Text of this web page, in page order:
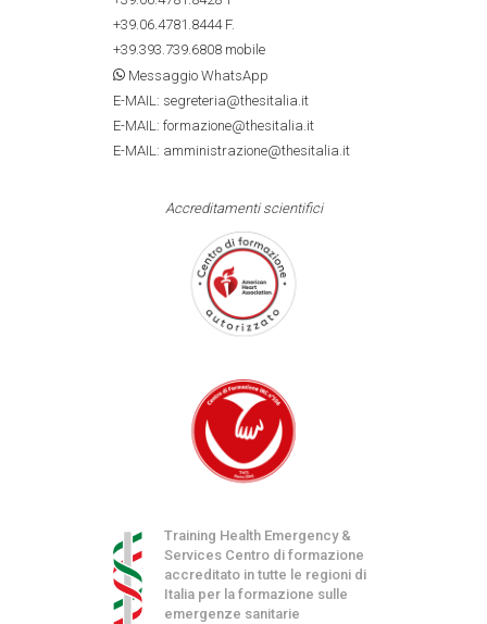
+39.06.4781.8444F.
+39.393.739.6808 mobile
Messaggio WhatsApp
E-MAIL: segreteria@thesitalia.it
E-MAIL: formazione@thesitalia.it
E-MAIL: amministrazione@thesitalia.it
Accreditamenti scientifici
Training Health Emergency &
Services Centro di formazione
accreditato in tutte le regioni di
Italia per la formazione sulle
emergenze sanitarie